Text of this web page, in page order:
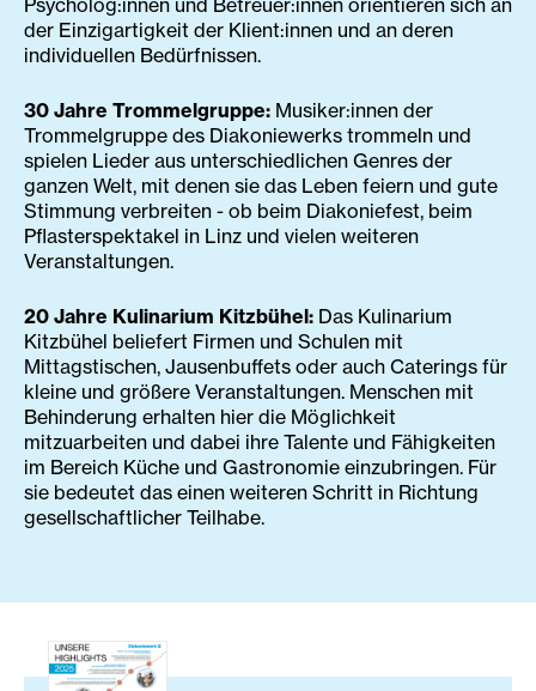
Psycholog:innen und Betreuer:innen orientieren sich an
der Einzigartigkeit der Klient:innen und an deren
individuellen Bedürfnissen.
30 Jahre Trommelgruppe: Musiker:innen der
Trommelgruppe des Diakoniewerks trommeln und
spielen Lieder aus unterschiedlichen Genres der
ganzen Welt, mit denen sie das Leben feiern und gute
Stimmung verbreiten - ob beim Diakoniefest, beim
Pflasterspektakel in Linz und vielen weiteren
Veranstaltungen.
20 Jahre Kulinarium Kitzbühel: Das Kulinarium
Kitzbühel beliefert Firmen und Schulen mit
Mittagstischen, Jausenbuffets oder auch Caterings für
kleine und größere Veranstaltungen. Menschen mit
Behinderung erhalten hier die Möglichkeit
mitzuarbeiten und dabei ihre Talente und Fähigkeiten
im Bereich Küche und Gastronomie einzubringen. Für
sie bedeutet das einen weiteren Schritt in Richtung
gesellschaftlicher Teilhabe.